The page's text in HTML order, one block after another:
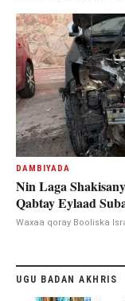
DAMBIYADA
Nin Laga
Qabtay Eylaad
Waxaa qoray Booliska
UGU BADAN AKHRIS